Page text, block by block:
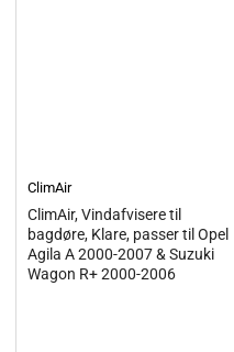
ClimAir
ClimAir, Vindafvisere til
bagdøre, Klare, passer til Opel
Agila A 2000-2007 & Suzuki
Wagon R+ 2000-2006